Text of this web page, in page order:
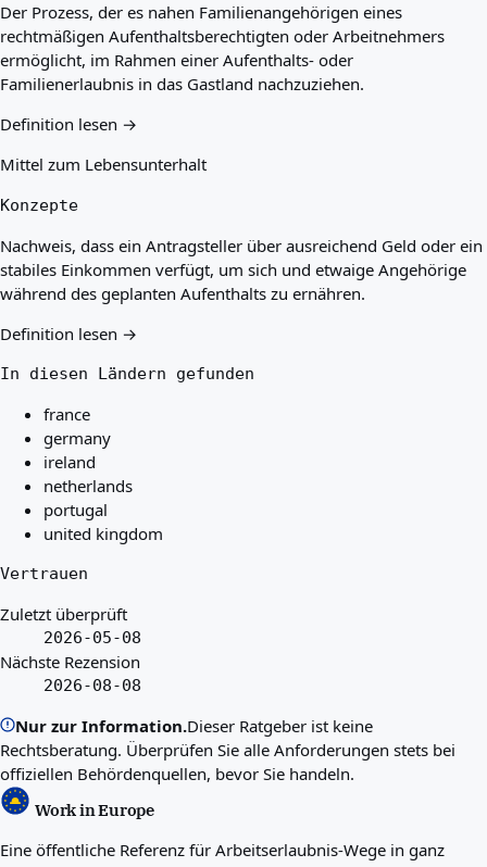
Der Prozess, der es nahen Familienangehörigen eines
rechtmäßigen Aufenthaltsberechtigten oder Arbeitnehmers
ermöglicht, im Rahmen einer Aufenthalts- oder
Familienerlaubnis in das Gastland nachzuziehen.
Definition lesen →
Mittel zum Lebensunterhalt
Konzepte
Nachweis, dass ein Antragsteller über ausreichend Geld oder ein
stabiles Einkommen verfügt, um sich und etwaige Angehörige
während des geplanten Aufenthalts zu ernähren.
Definition lesen →
In diesen Ländern gefunden
france
germany
ireland
netherlands
portugal
united kingdom
Vertrauen
Zuletzt überprüft
2026-05-08
Nächste Rezension
2026-08-08
Nur zur Information.Dieser Ratgeber ist keine
Rechtsberatung. Überprüfen Sie alle Anforderungen stets bei
offiziellen Behördenquellen, bevor Sie handeln.
Work in Europe
Eine öffentliche Referenz für Arbeitserlaubnis-Wege in ganz